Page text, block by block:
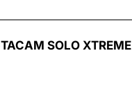
SOLO XTREME